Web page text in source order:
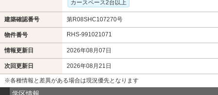
カースペース2台以上
建築確認番号 第R08SHC107270号
物件番号 RHS-991021071
情報更新日 2026年08月07日
次回更新日 2026年08月21日
※各種情報と差異がある場合は現況優先となります